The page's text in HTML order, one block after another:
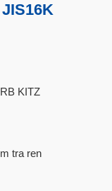
KITZ
tra ren